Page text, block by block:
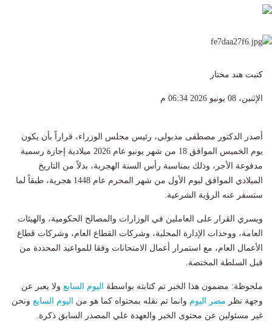
كتبت هند مختار
الإثنين، 08 يونيو 2026 06:34 م
أصدر الدكتور مصطفى مدبولي، رئيس مجلس الوزراء، قراراً بأن يكون
يوم الخميس الموافق 18 من شهر يونيو عام 2026 ميلادية إجازة رسمية
مدفوعة الأجر، وذلك بمناسبة رأس السنة الهجرية، بدلاً من التاريخ
الميلادي الموافق ليوم الأول من شهر المحرم عام 1448 هجرية، طبقاً لما
ستسفر عنه الرؤية الشرعية.
ويسري القرار على العاملين في الوزارات والمصالح الحكومية، والهيئات
العامة، ووحدات الإدارة المحلية، وشركات القطاع العام، وشركات قطاع
الأعمال العام، مع استمرار أعمال الامتحانات وفقا للمواعيد المحددة من
قبل السلطة المختصة.
ملحوظة: مضمون هذا الخبر تم كتابته بواسطة اليوم السابع ولا يعبر عن
وجهة نظر مصر اليوم وانما تم نقله بمحتواه كما هو من اليوم السابع ونحن
غير مسئولين عن محتوى الخبر والعهدة علي المصدر السابق ذكرة.